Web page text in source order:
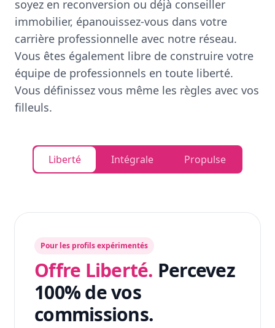
soyez en reconversion ou déjà conseiller
immobilier, épanouissez-vous dans votre
carrière professionnelle avec notre réseau.
Vous êtes également libre de construire votre
équipe de professionnels en toute liberté.
Vous définissez vous même les règles avec vos
filleuls.
Liberté Intégrale Propulse
Pour les profils expérimentés
Offre Liberté. Percevez
100% de vos
commissions.